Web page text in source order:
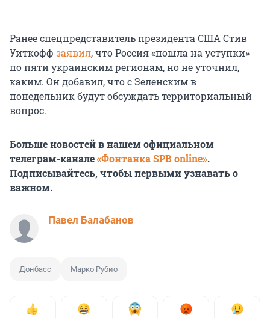
Ранее спецпредставитель президента США Стив
Уиткофф заявил, что Россия «пошла на уступки»
по пяти украинским регионам, но не уточнил,
каким. Он добавил, что с Зеленским в
понедельник будут обсуждать территориальный
вопрос.
Больше новостей в нашем официальном
телеграм-канале«Фонтанка SPB online».
Подписывайтесь, чтобы первыми узнавать о
важном.
Павел Балабанов
Донбасс Марко Рубио